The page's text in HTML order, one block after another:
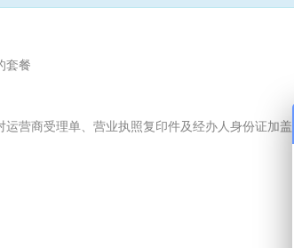
套餐
营商受理单、营业执照复印件及经办人身份证加